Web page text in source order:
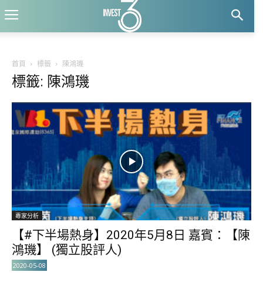
首頁 標籤 陳鴻璣
標籤: 陳鴻璣
專家分析
【#下半場熱身】2020年5月8日 嘉賓：【陳
鴻璣】 (獨立股評人)
2020-05-08